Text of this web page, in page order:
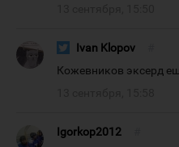
Ivan Klopov
Кожевников эксерд
Igorkop2012